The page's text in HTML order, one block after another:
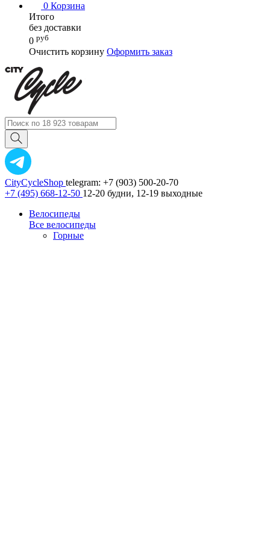
0 Корзина
Итого
без доставки
0 руб
Очистить корзину Оформить заказ
CityCycleShop telegram: +7 (903) 500-20-70
+7 (495) 668-12-50 12-20 будни, 12-19 выходные
Велосипеды
Все велосипеды
Горные